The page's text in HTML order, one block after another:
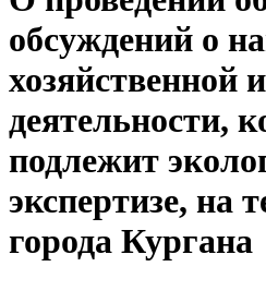
обсуждений о
хозяйственной
деятельности,
подлежит
экспертизе, на
города Кургана